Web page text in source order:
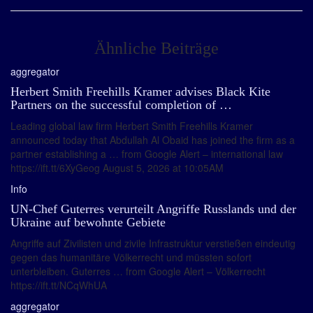
Ähnliche Beiträge
aggregator
Herbert Smith Freehills Kramer advises Black Kite
Partners on the successful completion of …
Leading global law firm Herbert Smith Freehills Kramer
announced today that Abdullah Al Obaid has joined the firm as a
partner establishing a … from Google Alert – international law
https://ift.tt/6XyGeog August 5, 2026 at 10:05AM
Info
UN-Chef Guterres verurteilt Angriffe Russlands und der
Ukraine auf bewohnte Gebiete
Angriffe auf Zivilisten und zivile Infrastruktur verstießen eindeutig
gegen das humanitäre Völkerrecht und müssten sofort
unterbleiben. Guterres … from Google Alert – Völkerrecht
https://ift.tt/NCqWhUA
aggregator